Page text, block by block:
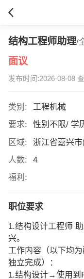
结构工程师助理/
面议
发布时间:2026-08-08
类别:
工程机械
要求:
性别不限/ 学
区域:
浙江省嘉兴
人数:
4
福利:
职位要求
1.结构设计工程师
兴。
工作内容（以下均
独立完成）：
1.结构设计→使用到